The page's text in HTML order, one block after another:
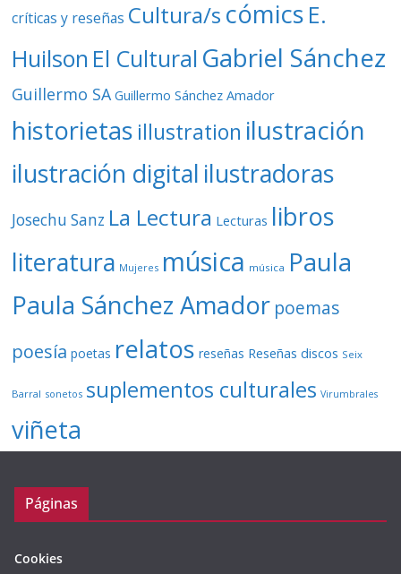
críticas y reseñas Cultura/s cómics E.
Huilson El Cultural Gabriel Sánchez
Guillermo SA Guillermo Sánchez Amador
historietas illustration ilustración
ilustración digital ilustradoras
Josechu Sanz La Lectura Lecturas libros
literatura Mujeres música música Paula
Paula Sánchez Amador poemas
poesía poetas relatos reseñas Reseñas discos Seix
Barral sonetos suplementos culturales Virumbrales
viñeta
Páginas
Cookies